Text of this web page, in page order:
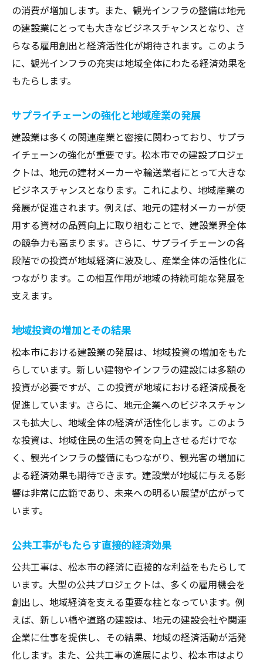
の消費が増加します。また、観光インフラの整備は地元
の建設業にとっても大きなビジネスチャンスとなり、さ
らなる雇用創出と経済活性化が期待されます。このよう
に、観光インフラの充実は地域全体にわたる経済効果を
もたらします。
サプライチェーンの強化と地域産業の発展
建設業は多くの関連産業と密接に関わっており、サプラ
イチェーンの強化が重要です。松本市での建設プロジェ
クトは、地元の建材メーカーや輸送業者にとって大きな
ビジネスチャンスとなります。これにより、地域産業の
発展が促進されます。例えば、地元の建材メーカーが使
用する資材の品質向上に取り組むことで、建設業界全体
の競争力も高まります。さらに、サプライチェーンの各
段階での投資が地域経済に波及し、産業全体の活性化に
つながります。この相互作用が地域の持続可能な発展を
支えます。
地域投資の増加とその結果
松本市における建設業の発展は、地域投資の増加をもた
らしています。新しい建物やインフラの建設には多額の
投資が必要ですが、この投資が地域における経済成長を
促進しています。さらに、地元企業へのビジネスチャン
スも拡大し、地域全体の経済が活性化します。このよう
な投資は、地域住民の生活の質を向上させるだけでな
く、観光インフラの整備にもつながり、観光客の増加に
よる経済効果も期待できます。建設業が地域に与える影
響は非常に広範であり、未来への明るい展望が広がって
います。
公共工事がもたらす直接的経済効果
公共工事は、松本市の経済に直接的な利益をもたらして
います。大型の公共プロジェクトは、多くの雇用機会を
創出し、地域経済を支える重要な柱となっています。例
えば、新しい橋や道路の建設は、地元の建設会社や関連
企業に仕事を提供し、その結果、地域の経済活動が活発
化します。また、公共工事の進展により、松本市はより